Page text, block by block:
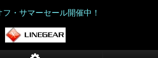
・サマーセール開催中！